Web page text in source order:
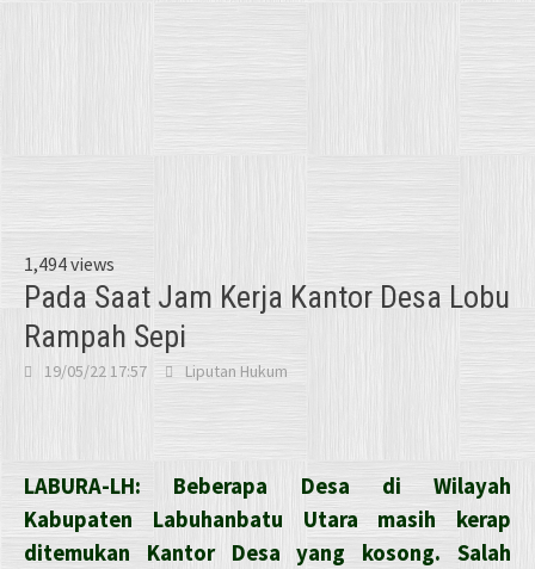
1,494 views
Pada Saat Jam Kerja Kantor Desa Lobu
Rampah Sepi
19/05/22 17:57 Liputan Hukum
LABURA-LH: Beberapa Desa di Wilayah
Kabupaten Labuhanbatu Utara masih kerap
ditemukan Kantor Desa yang kosong. Salah